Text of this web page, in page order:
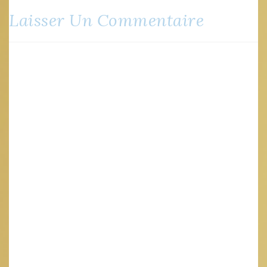
Laisser Un Commentaire